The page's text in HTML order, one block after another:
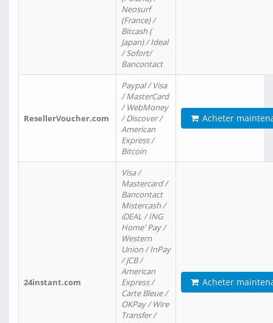
Neosurf
(France) /
Bitcash (
Japan) / Ideal
/ Sofort/
Bancontact
ResellerVoucher.com
Paypal / Visa
/ MasterCard
/ WebMoney
/ Discover /
American
Express /
Bitcoin
Acheter
24instant.com
Visa /
Mastercard /
Bancontact
Mistercash /
iDEAL / ING
Home' Pay /
Western
Union / InPay
/ JCB /
American
Express /
Carte Bleue /
OKPay / Wire
Transfer /
Acheter